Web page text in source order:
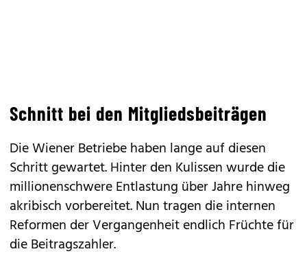
Schnitt bei den Mitgliedsbeiträgen
Die Wiener Betriebe haben lange auf diesen
Schritt gewartet. Hinter den Kulissen wurde die
millionenschwere Entlastung über Jahre hinweg
akribisch vorbereitet. Nun tragen die internen
Reformen der Vergangenheit endlich Früchte für
die Beitragszahler.